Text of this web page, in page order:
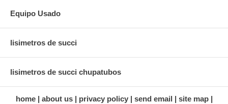
Equipo Usado
lisimetros de succi
lisimetros de succi chupatubos
home about us privacy policy send email
site map